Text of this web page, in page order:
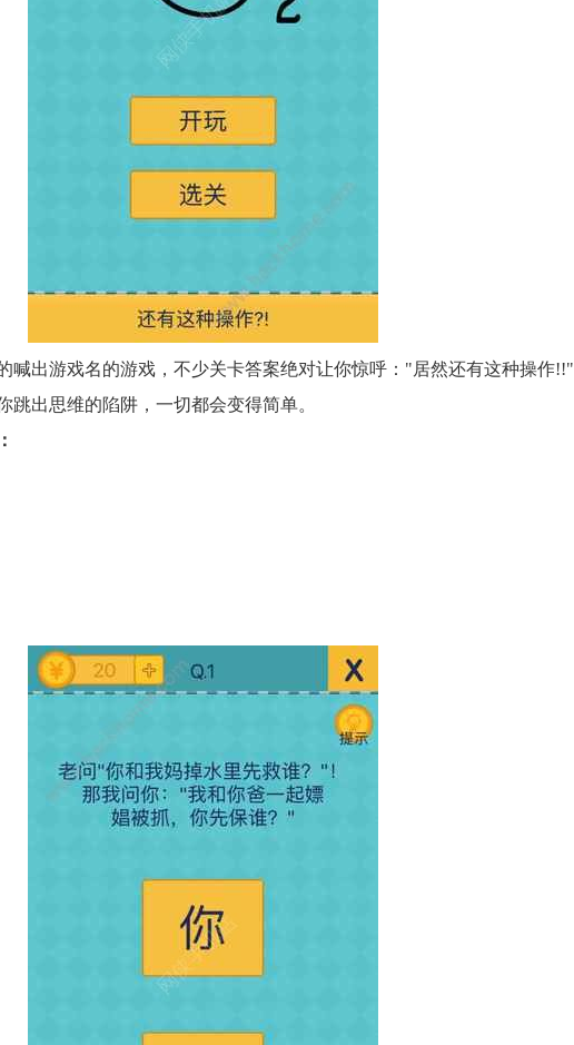
喊出游戏名的游戏，不少关卡答案绝对让你惊呼："居然还有这种操作!!"
出思维的陷阱，一切都会变得简单。